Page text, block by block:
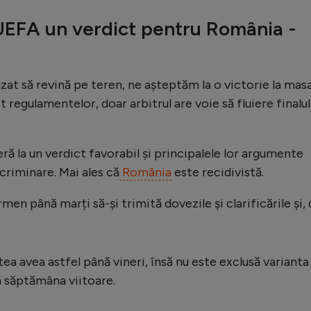
un verdict pentru România -
să revină pe teren, ne așteptăm la o victorie la
regulamentelor, doar arbitrul are voie să fluiere finalul
la un verdict favorabil și principalele lor argumente
Mai ales că România este recidivistă.
până marți să-și trimită dovezile și clarificările și,
avea astfel până vineri, însă nu este exclusă varianta
viitoare.